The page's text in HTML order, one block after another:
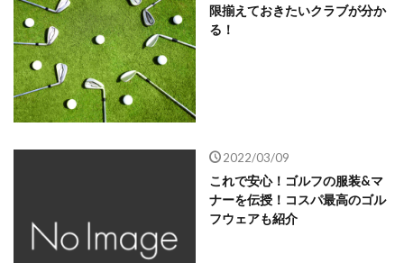
限揃えておきたいクラブが分か
る！
2022/03/09
これで安心！ゴルフの服装&マ
ナーを伝授！コスパ最高のゴル
フウェアも紹介